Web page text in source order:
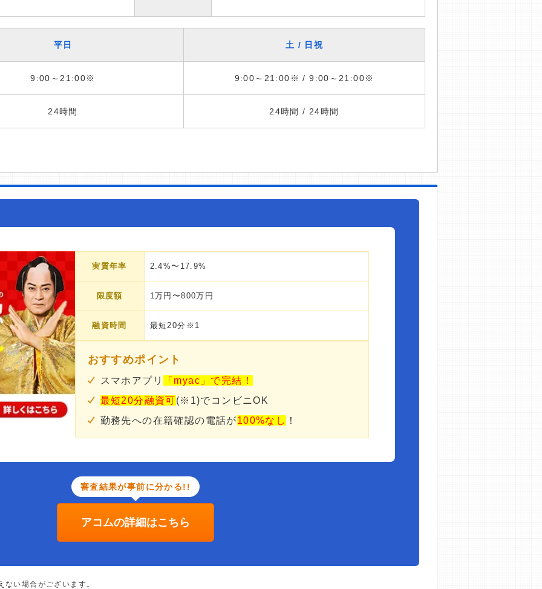
平日 土 / 日祝
9:00～21:00※ 9:00～21:00※ / 9:00～21:00※
24時間 24時間 / 24時間
実質年率 2.4%〜17.9%
限度額 1万円〜800万円
融資時間 最短20分※1
おすすめポイント
スマホアプリ
「myac」で完結！
最短20分融資可(※1)でコンビニOK
勤務先への在籍確認の電話が100%なし ！
審査結果が事前に分かる!!
アコムの詳細はこちら
い場合がございます。